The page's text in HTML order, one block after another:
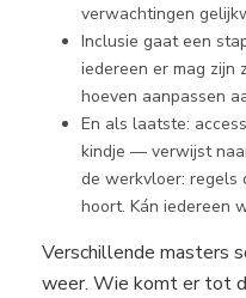
verwachtingen
Inclusie gaat een
iedereen er mag zijn
hoeven aanpassen
En als laatste:
kindje — verwijst
de werkvloer: regels
hoort. Kán iedereen
Verschillende masters
weer. Wie komt er tot